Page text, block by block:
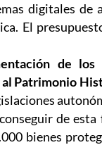
digitales
El
de
Patrimonio
de
bienes